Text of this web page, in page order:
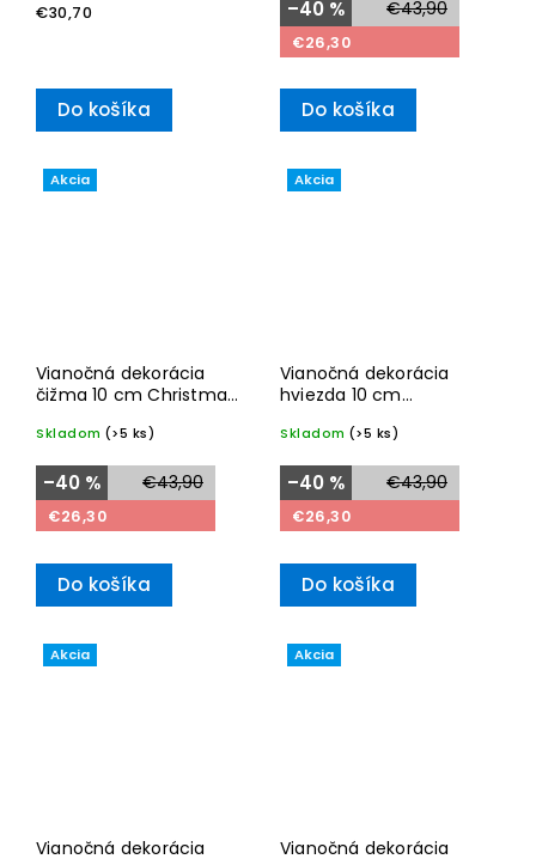
€30,70
Do košíka
€43,90
–40 %
€26,30
Do košíka
Akcia
Vianočná dekorácia
čižma 10 cm Christmas
& Boch
Skladom (>5 ks)
€43,90
–40 %
€26,30
Do košíka
Akcia
Vianočná dekorácia
hviezda 10 cm
2024– Villeroy & Boch
Skladom (>5 ks)
€43,90
–40 %
€26,30
Do košíka
Akcia
Vianočná dekorácia
Akcia
Vianočná dekorácia